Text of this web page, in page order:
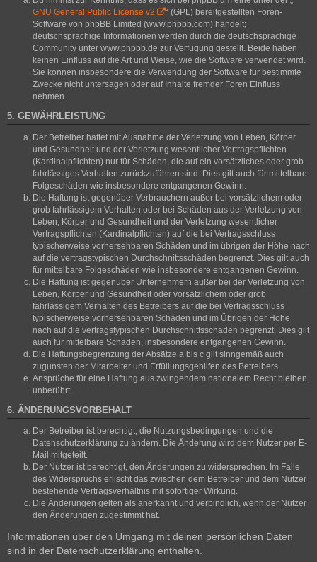
GNU General Public License v2
“ (GPL) bereitgestellten Foren-
Software von phpBB Limited (www.phpbb.com) handelt;
deutschsprachige Informationen werden durch die deutschsprachige
Community unter www.phpbb.de zur Verfügung gestellt. Beide haben
keinen Einfluss auf die Art und Weise, wie die Software verwendet wird.
Sie können insbesondere die Verwendung der Software für bestimmte
Zwecke nicht untersagen oder auf Inhalte fremder Foren Einfluss
nehmen.
5. GEWÄHRLEISTUNG
Der Betreiber haftet mit Ausnahme der Verletzung von Leben, Körper
und Gesundheit und der Verletzung wesentlicher Vertragspflichten
(Kardinalpflichten) nur für Schäden, die auf ein vorsätzliches oder grob
fahrlässiges Verhalten zurückzuführen sind. Dies gilt auch für mittelbare
Folgeschäden wie insbesondere entgangenen Gewinn.
Die Haftung ist gegenüber Verbrauchern außer bei vorsätzlichem oder
grob fahrlässigem Verhalten oder bei Schäden aus der Verletzung von
Leben, Körper und Gesundheit und der Verletzung wesentlicher
Vertragspflichten (Kardinalpflichten) auf die bei Vertragsschluss
typischerweise vorhersehbaren Schäden und im übrigen der Höhe nach
auf die vertragstypischen Durchschnittsschäden begrenzt. Dies gilt auch
für mittelbare Folgeschäden wie insbesondere entgangenen Gewinn.
Die Haftung ist gegenüber Unternehmern außer bei der Verletzung von
Leben, Körper und Gesundheit oder vorsätzlichem oder grob
fahrlässigem Verhalten des Betreibers auf die bei Vertragsschluss
typischerweise vorhersehbaren Schäden und im Übrigen der Höhe
nach auf die vertragstypischen Durchschnittsschäden begrenzt. Dies gilt
auch für mittelbare Schäden, insbesondere entgangenen Gewinn.
Die Haftungsbegrenzung der Absätze a bis c gilt sinngemäß auch
zugunsten der Mitarbeiter und Erfüllungsgehilfen des Betreibers.
Ansprüche für eine Haftung aus zwingendem nationalem Recht bleiben
unberührt.
6. ÄNDERUNGSVORBEHALT
Der Betreiber ist berechtigt, die Nutzungsbedingungen und die
Datenschutzerklärung zu ändern. Die Änderung wird dem Nutzer per E-
Mail mitgeteilt.
Der Nutzer ist berechtigt, den Änderungen zu widersprechen. Im Falle
des Widerspruchs erlischt das zwischen dem Betreiber und dem Nutzer
bestehende Vertragsverhältnis mit sofortiger Wirkung.
Die Änderungen gelten als anerkannt und verbindlich, wenn der Nutzer
den Änderungen zugestimmt hat.
Informationen über den Umgang mit deinen persönlichen Daten
sind in der Datenschutzerklärung enthalten.